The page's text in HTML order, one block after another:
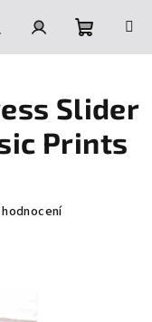
PřihlášeníNákupní
košík
Slider
Prints